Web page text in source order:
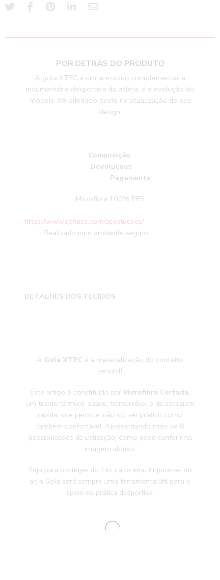
POR DETRÁS DO PRODUTO
A gola XTEC é um acessório complementar à
indumentária desportiva do atleta, é a evolução do
modelo X9 diferindo deste na atualização do seu
design.
Composição
Devoluções
Pagamento
Microfibra 100% PES
https://www.cofides.com/devolucoes/
Realizado num ambiente seguro
DETALHES DOS TECIDOS
A Gola XTEC é a materialização do conceito
versátil!
Este artigo é constituído por Microfibra Cortada,
um tecido térmico, suave, transpirável e de secagem
rápida, que permite, não só, ser prático como
também confortável. Apresentando mais de 8
possibilidades de utilização, como pode conferir na
imagem abaixo.
Seja para proteger do frio, calor e/ou impurezas do
ar, a Gola será sempre uma ferramenta útil para o
apoio da prática desportiva.